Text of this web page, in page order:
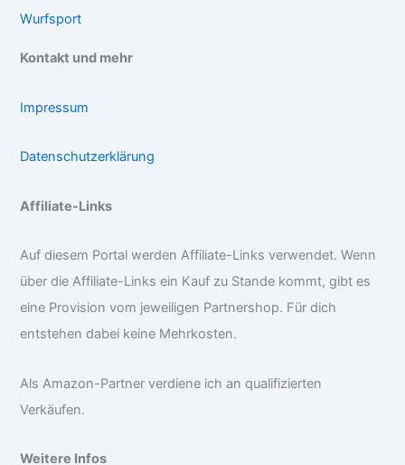
Wurfsport
Kontakt und mehr
Impressum
Datenschutzerklärung
Affiliate-Links
Auf diesem Portal werden Affiliate-Links verwendet. Wenn
über die Affiliate-Links ein Kauf zu Stande kommt, gibt es
eine Provision vom jeweiligen Partnershop. Für dich
entstehen dabei keine Mehrkosten.
Als Amazon-Partner verdiene ich an qualifizierten
Verkäufen.
Weitere Infos